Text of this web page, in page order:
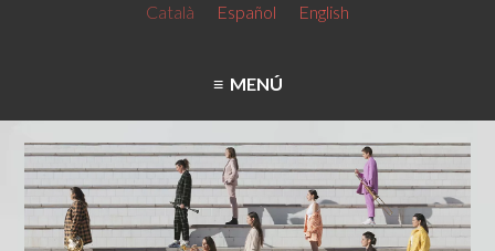
Català Español English
MENÚ